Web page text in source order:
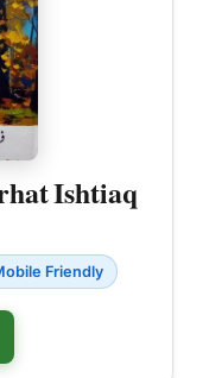
Ishtiaq
Friendly